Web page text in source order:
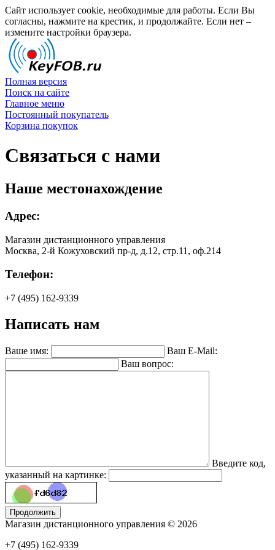
Сайт использует cookie, необходимые для работы. Если Вы
согласны, нажмите на крестик, и продолжайте. Если нет –
измените настройки браузера.
Полная версия
Поиск на сайте
Главное меню
Постоянный покупатель
Корзина покупок
Связаться с нами
Наше местонахождение
Адрес:
Магазин дистанционного управления
Москва, 2-й Кожуховский пр-д, д.12, стр.11, оф.214
Телефон:
+7 (495) 162-9339
Написать нам
Ваше имя:
Ваш E-Mail:
Ваш вопрос:
Введите код,
указанный на картинке:
Магазин дистанционного управления © 2026
+7 (495) 162-9339